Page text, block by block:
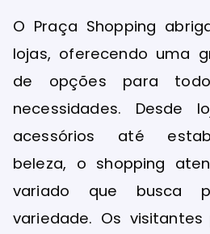
O Praça Shopping
lojas, oferecendo uma
de opções para
necessidades. Desde
acessórios até
beleza, o shopping
variado que busca
variedade. Os